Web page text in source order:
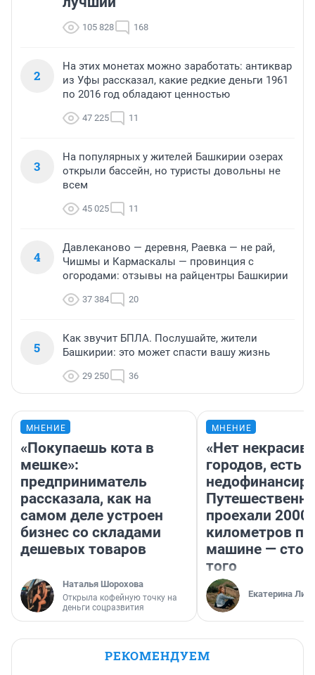
105 828 168
2
На этих монетах можно заработать: антиквар
из Уфы рассказал, какие редкие деньги 1961
по 2016 год обладают ценностью
47 225 11
3
На популярных у жителей Башкирии озерах
открыли бассейн, но туристы довольны не
всем
45 025 11
4
Давлеканово — деревня, Раевка — не рай,
Чишмы и Кармаскалы — провинция с
огородами: отзывы на райцентры Башкирии
37 384 20
5
Как звучит БПЛА. Послушайте, жители
Башкирии: это может спасти вашу жизнь
29 250 36
МНЕНИЕ
«Покупаешь кота в
мешке»:
предприниматель
рассказала, как на
самом деле устроен
бизнес со складами
дешевых товаров
Наталья Шорохова
Открыла кофейную точку на
деньги соцразвития
МНЕНИЕ
«Нет
городов, есть
проехали 2000
километров по
машине —
того
Екатерина
РЕКОМЕНДУЕМ